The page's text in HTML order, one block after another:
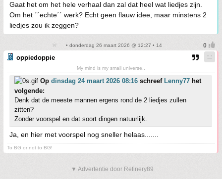
Gaat het om het hele verhaal dan zal dat heel wat liedjes zijn.
Om het ´´echte´´ werk? Echt geen flauw idee, maar minstens 2
liedjes zou ik zeggen?
• donderdag 26 maart 2026 @ 12:27 • 14
oppiedoppie
My mind is my small universe..
Op dinsdag 24 maart 2026 08:16 schreef Lenny77 het
volgende:
Denk dat de meeste mannen ergens rond de 2 liedjes zullen
zitten?
Zonder voorspel en dat soort dingen natuurlijk.
Ja, en hier met voorspel nog sneller helaas.......
To BG or not to BG!
▼ Advertentie door Refinery89